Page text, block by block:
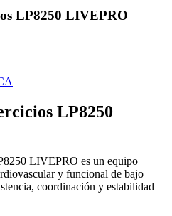
LP8250 LIVEPRO
LP8250
LIVEPRO es un equipo
y funcional de bajo
coordinación y estabilidad